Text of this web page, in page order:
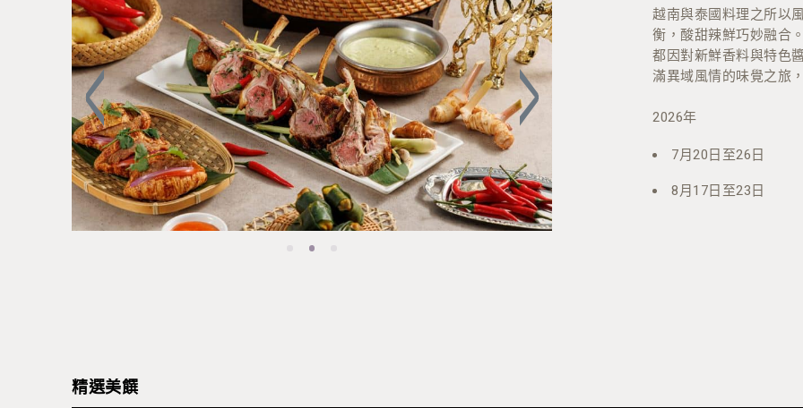
即切專區：波斯香料羊腿配乳酪芝麻醬
無花果蜂蜜意式奶凍
暖心土耳其米布丁— 藏
越南與泰國料理之所以
衡，酸甜辣鮮巧妙融合
都因對新鮮香料與特色
滿異域風情的味覺之旅
2026年
7月20日至26日
8月17日至23日
精選美饌